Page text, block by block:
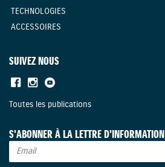
TECHNOLOGIES
ACCESSOIRES
SUIVEZ NOUS
Toutes les publications
S'ABONNER À LA LETTRE D'INFORMATION